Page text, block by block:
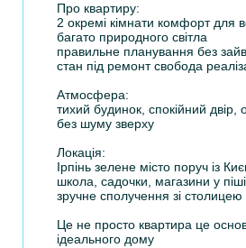
Про квартиру:
2 окремі кімнати комфорт для
багато природного світла
правильне планування без
стан під ремонт свобода
Атмосфера:
тихий будинок, спокійний двір,
без шуму зверху
Локація:
Ірпінь зелене місто поруч із
школа, садочки, магазини у
зручне сполучення зі столицею
Це не просто квартира це
ідеального дому